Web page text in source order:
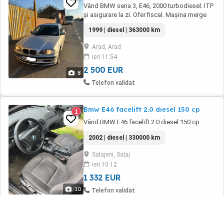
8
Vând BMW seria 3, E46, 2000 turbodiesel. ITP
și asigurare la zi. Ofer fiscal. Mașina merge
crestere. O vând deoarece mi-am cumpărat
alta. Este o mașină care merită văzută. Ofer și
un set de jante pe 17 cu anvelope foarte bune
de vară. Pentru mai multe detalii, ...
1999 | diesel | 363000 km
Arad, Arad
ieri 11:54
2 500 EUR
Telefon validat
10
1 Bmw E46 facelift 2.0 diesel 150 cp
Vând BMW E46 facelift 2.0 diesel 150 cp
2002 | diesel | 330000 km
Salajeni, Salaj
ieri 10:12
1 332 EUR
Telefon validat